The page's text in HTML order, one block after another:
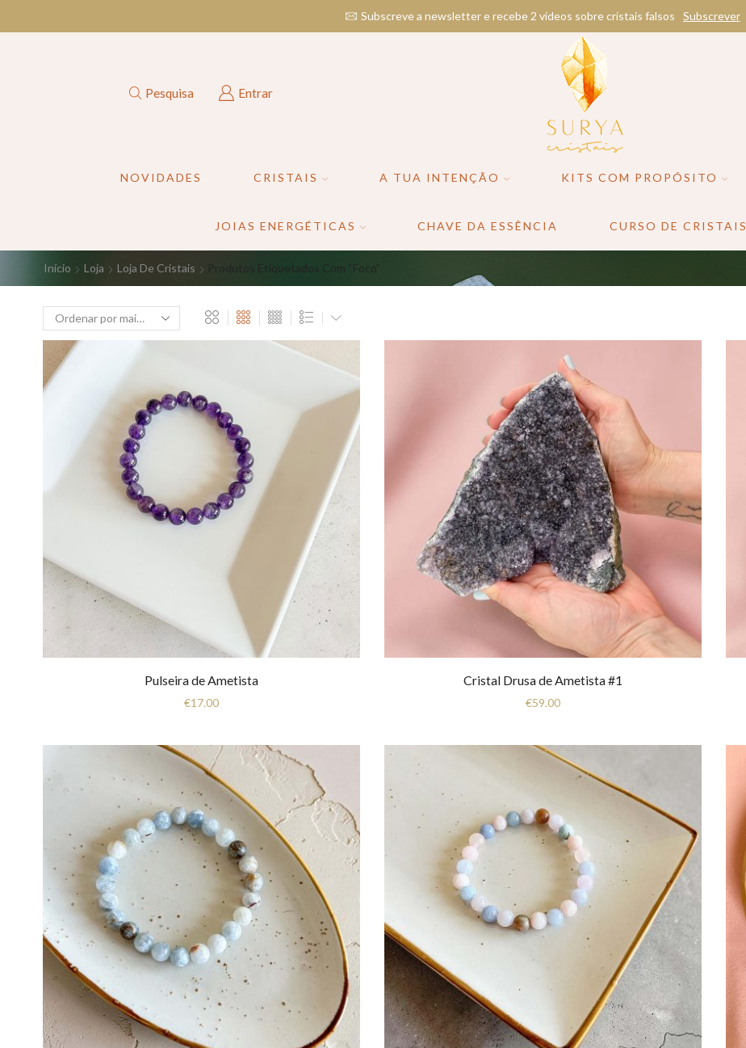
Subscreve a newsletter e recebe 2 vídeos sobre cristais falsos Subscrever
Pesquisa Entrar
NOVIDADES CRISTAIS A TUA INTENÇÃO KITS COM PROPÓSITO
JOIAS ENERGÉTICAS CHAVE DA ESSÊNCIA CURSO DE CRISTAIS
Início Loja Loja De Cristais Produtos Etiquetados Com “foco”
Pulseira de Ametista
€17.00
Cristal Drusa de Ametista #1
€59.00